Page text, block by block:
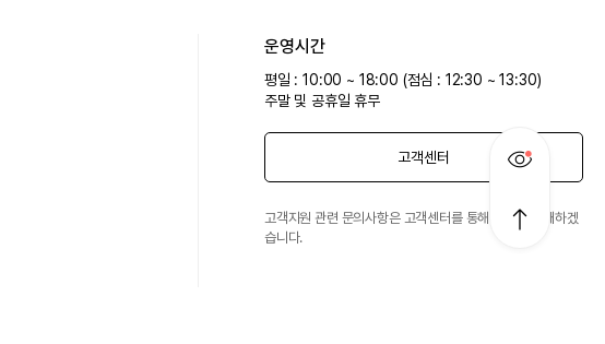
운영시간
평일 : 10:00 ~ 18:00 (점심 : 12:30 ~ 13:30)
주말 및 공휴일 휴무
고객센터
고객지원 관련 문의사항은 고객센터를 통해 친절히 안내하겠
습니다.